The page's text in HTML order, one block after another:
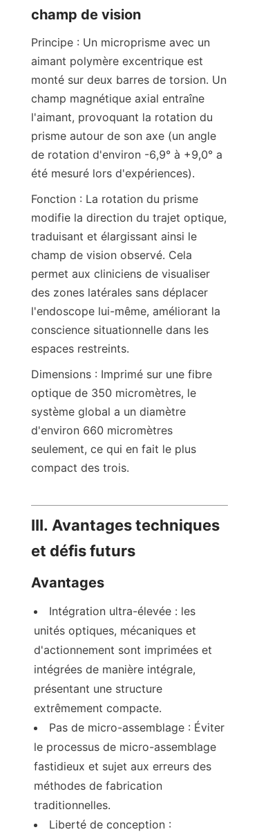
champ de vision
Principe : Un microprisme avec un
aimant polymère excentrique est
monté sur deux barres de torsion. Un
champ magnétique axial entraîne
l'aimant, provoquant la rotation du
prisme autour de son axe (un angle
de rotation d'environ -6,9° à +9,0° a
été mesuré lors d'expériences).
Fonction : La rotation du prisme
modifie la direction du trajet optique,
traduisant et élargissant ainsi le
champ de vision observé. Cela
permet aux cliniciens de visualiser
des zones latérales sans déplacer
l'endoscope lui-même, améliorant la
conscience situationnelle dans les
espaces restreints.
Dimensions : Imprimé sur une fibre
optique de 350 micromètres, le
système global a un diamètre
d'environ 660 micromètres
seulement, ce qui en fait le plus
compact des trois.
III. Avantages techniques
et défis futurs
Avantages
Intégration ultra-élevée : les
unités optiques, mécaniques et
d'actionnement sont imprimées et
intégrées de manière intégrale,
présentant une structure
extrêmement compacte.
Pas de micro-assemblage : Éviter
le processus de micro-assemblage
fastidieux et sujet aux erreurs des
méthodes de fabrication
traditionnelles.
Liberté de conception :